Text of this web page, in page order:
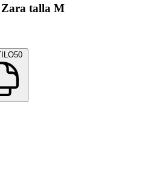
Zara talla M